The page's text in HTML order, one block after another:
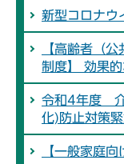
新型コロナウ
【高齢者（
制度】 効果
令和4年度 介
化)防止対策
【一般家庭